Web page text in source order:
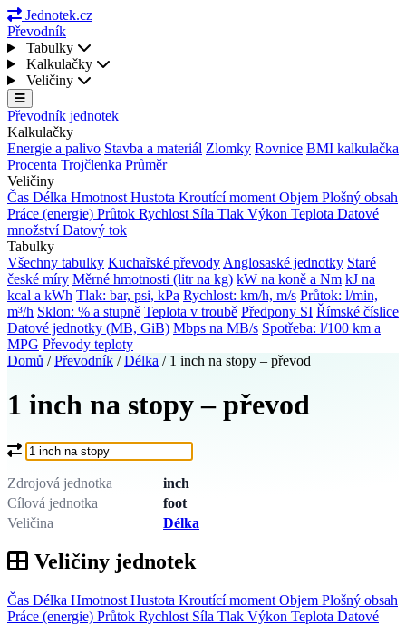
Jednotek.cz
Převodník
Tabulky
Kalkulačky
Veličiny
Převodník jednotek
Kalkulačky
Energie a palivo Stavba a materiál Zlomky Rovnice BMI kalkulačka
Procenta Trojčlenka Průměr
Veličiny
Čas Délka Hmotnost Hustota Kroutící moment Objem Plošný obsah
Práce (energie) Průtok Rychlost Síla Tlak Výkon Teplota Datové
množstvíDatový tok
Tabulky
Všechny tabulky Kuchařské převody Anglosaské jednotky Staré
české míry Měrné hmotnosti (litr na kg) kW na koně a Nm kJ na
kcal a kWh Tlak: bar, psi, kPa Rychlost: km/h, m/s Průtok: l/min,
m³/h Sklon: % a stupně Teplota v troubě Předpony SI Římské číslice
Datové jednotky (MB, GiB) Mbps na MB/s Spotřeba: l/100 km a
MPG Převody teploty
Domů / Převodník / Délka / 1 inch na stopy – převod
1 inch na stopy – převod
Co chcete převést?
Zdrojová jednotka
inch
Cílová jednotka
foot
Veličina
Délka
Veličiny jednotek
Čas Délka Hmotnost Hustota Kroutící moment Objem Plošný obsah
Práce (energie) Průtok Rychlost Síla Tlak Výkon Teplota Datové